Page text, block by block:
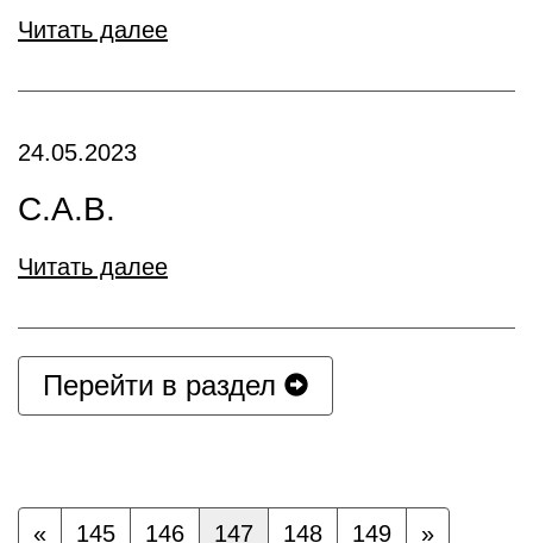
Читать далее
24.05.2023
С.А.В.
Читать далее
Перейти в раздел
« 145 146 147 148 149 »